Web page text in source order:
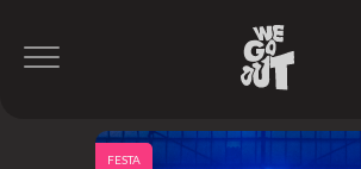
FESTA